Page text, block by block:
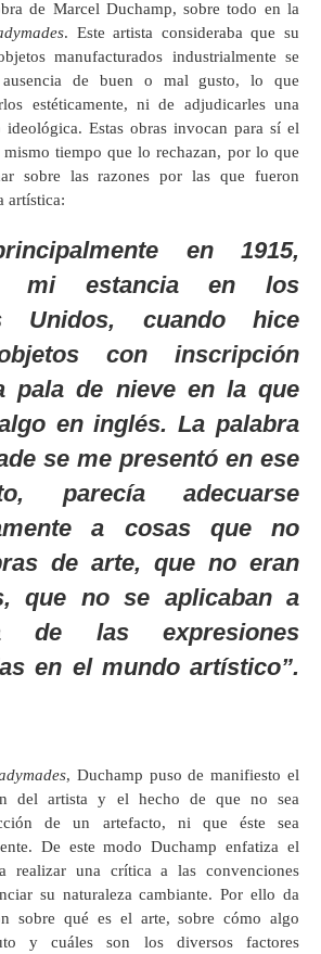
de Marcel Duchamp, sobre todo en la
. Este artista consideraba que su
manufacturados industrialmente se
de buen o mal gusto, lo que
estéticamente, ni de adjudicarles una
Estas obras invocan para sí el
tiempo que lo rechazan, por lo que
sobre las razones por las que fueron
artística:
en 1915,
mi estancia en los
Unidos, cuando hice
con inscripción
pala de nieve en la que
en inglés. La palabra
se me presentó en ese
parecía adecuarse
a cosas que no
de arte, que no eran
que no se aplicaban a
de las expresiones
en el mundo artístico”.
, Duchamp puso de manifiesto el
del artista y el hecho de que no sea
de un artefacto, ni que éste sea
De este modo Duchamp enfatiza el
realizar una crítica a las convenciones
su naturaleza cambiante. Por ello da
sobre qué es el arte, sobre cómo algo
y cuáles son los diversos factores